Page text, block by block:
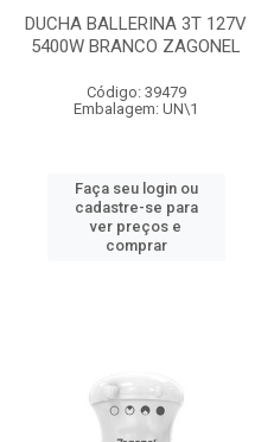
DUCHA BALLERINA 3T 127V
5400W BRANCO ZAGONEL
Código: 39479
Embalagem: UN\1
Faça seu login ou
cadastre-se para
ver preços e
comprar